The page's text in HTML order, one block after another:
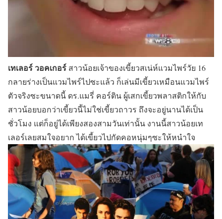
เทเลอร์ วอคเกอร์ สาวน้อยเจ้าของเขี้ยวสเน่ห์แวมไพร์วัย 16
กลายร่างเป็นแวมไพร์ไปซะแล้ว ก็เล่นมีเขี้ยวเหมือนแวมไพร์
ตัวจริงซะขนาดนี้ ดร.แมรี่ คอร์ติน ผู้เสกเขี้ยวพลาสติกให้กับ
สาวน้อยบอกว่าเขี้ยวนี้ไม่ใช่เขี้ยวถาวร ถึงจะอยู่นานได้เป็น
ชั่วโมง แต่ก็อยู่ได้เพียงสองสามวันเท่านั้น งานนี้สาวน้อยเท
เลอร์เลยสมใจอยาก ได้เขี้ยวไปกัดคอหนุ่มๆซะให้หนำใจ